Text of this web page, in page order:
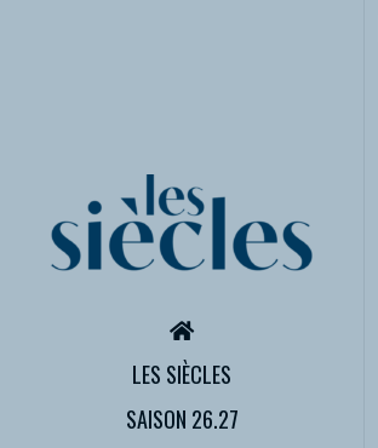
LES SIÈCLES
SAISON 26.27